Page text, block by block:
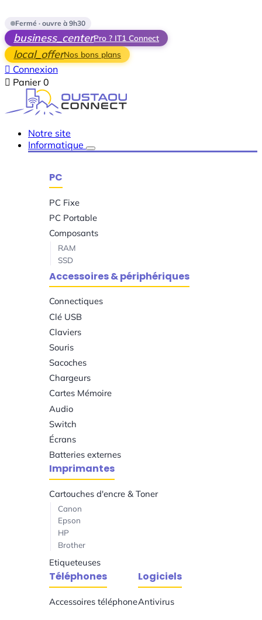
Fermé · ouvre à 9h30
business_centerPro ? IT1 Connect
local_offerNos bons plans
 Connexion
 Panier 0
Notre site
Informatique
PC
PC Fixe
PC Portable
Composants
RAM
SSD
Accessoires & périphériques
Connectiques
Clé USB
Claviers
Souris
Sacoches
Chargeurs
Cartes Mémoire
Audio
Switch
Écrans
Batteries externes
Imprimantes
Cartouches d'encre & Toner
Canon
Epson
HP
Brother
Etiqueteuses
Téléphones
Accessoires téléphone
Logiciels
Antivirus